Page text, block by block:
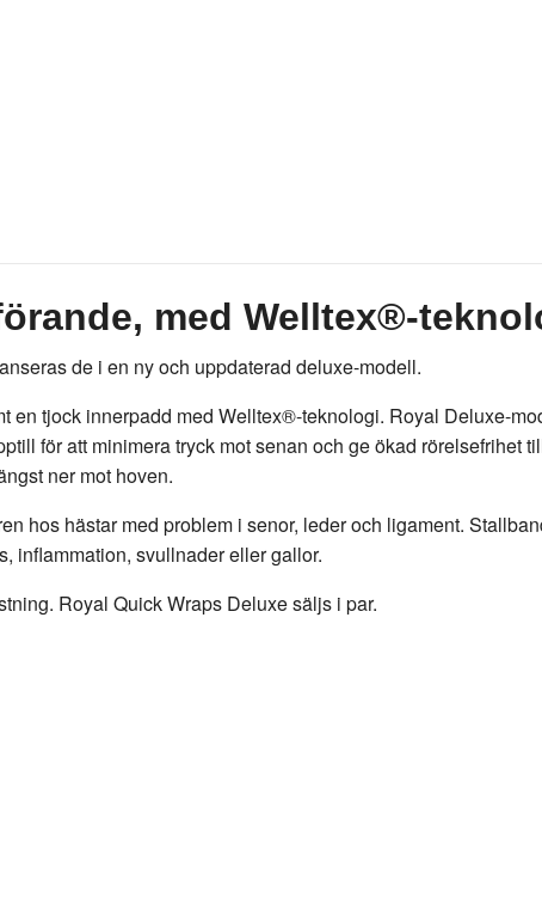
med Welltex®-
de i en ny och uppdaterad deluxe-modell.
en tjock innerpadd med Welltex®-teknologi. Royal Deluxe-
för att minimera tryck mot senan och ge ökad rörelsefrihet
ner mot hoven.
hos hästar med problem i senor, leder och ligament.
inflammation, svullnader eller gallor.
Royal Quick Wraps Deluxe säljs i par.